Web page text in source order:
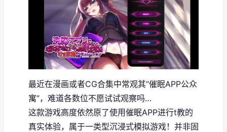
最近在漫画或者CG合集中常观其“催眠APP公众
寓”，难道各数位不愿试试观察吗…
这款游戏高度依然原了使用催眠APP进行t教的
真实体验，属于一类型沉浸式模拟游戏！并非固